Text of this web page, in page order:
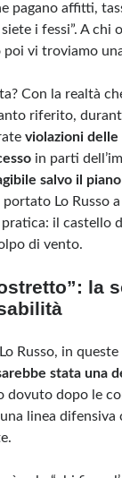
pagano affitti,
i fessi”. A chi
poi vi troviamo
Con la realtà
riferito,
violazioni
in parti
salvo il
Lo Russo
pratica: il castello
di vento.
la
Russo, in
stata una
dovuto dopo le
linea